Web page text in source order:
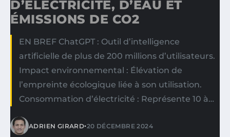
D’ÉLECTRICITÉ, D’EAU ET
ÉMISSIONS DE CO2
EN BREF ChatGPT : Outil d’intelligence
artificielle de plus de 200 millions d’utilisateurs.
Impact environnemental : Élévation de
l’empreinte écologique liée à son utilisation.
Consommation d’électricité : Représente 10 à…
ADRIEN GIRARD•20 DÉCEMBRE 2024